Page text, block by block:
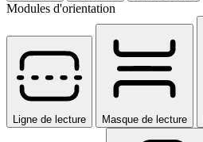
Modules d'orientation
Ligne de lecture Masque de lecture